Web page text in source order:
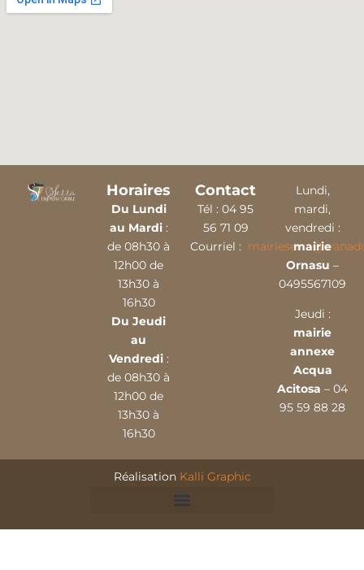
Horaires
Du Lundi
au Mardi:
de 08h30 à
12h00 de
13h30 à
16h30
Du Jeudi
au
Vendredi:
de 08h30 à
12h00 de
13h30 à
16h30
Contact
Tél : 04 95
56 71 09
Courriel :
Lundi,
mardi,
vendredi :
mairie
Ornasu –
0495567109
Jeudi :
mairie
annexe
Acqua
Acitosa – 04
95 59 88 28
Réalisation Kalli Graphic